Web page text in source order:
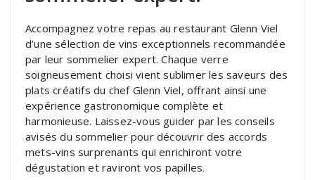
Accompagnez votre repas au restaurant Glenn Viel
d’une sélection de vins exceptionnels recommandée
par leur sommelier expert. Chaque verre
soigneusement choisi vient sublimer les saveurs des
plats créatifs du chef Glenn Viel, offrant ainsi une
expérience gastronomique complète et
harmonieuse. Laissez-vous guider par les conseils
avisés du sommelier pour découvrir des accords
mets-vins surprenants qui enrichiront votre
dégustation et raviront vos papilles.